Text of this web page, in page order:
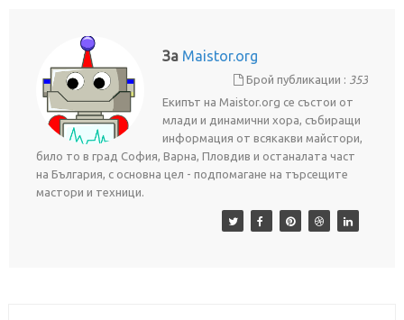
За Maistor.org
Брой публикации : 353
Екипът на Maistor.org се състои от
млади и динамични хора, събиращи
информация от всякакви майстори,
било то в град София, Варна, Пловдив и останалата част
на България, с основна цел - подпомагане на търсещите
мастори и техници.